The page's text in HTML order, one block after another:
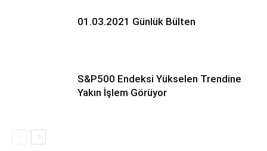
01.03.2021 Günlük Bülten
S&P500 Endeksi Yükselen Trendine
Yakın İşlem Görüyor